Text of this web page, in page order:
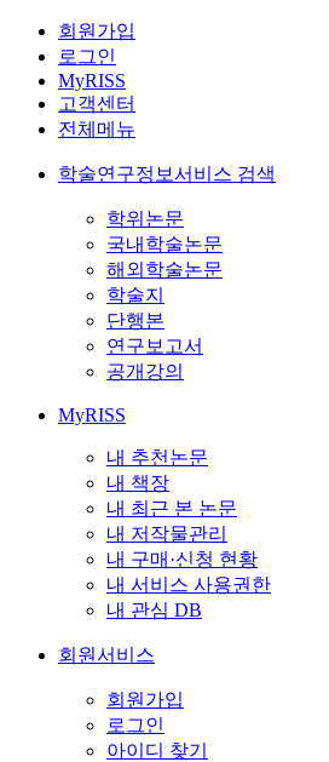
회원가입
로그인
MyRISS
고객센터
전체메뉴
학술연구정보서비스 검색
학위논문
국내학술논문
해외학술논문
학술지
단행본
연구보고서
공개강의
MyRISS
내 추천논문
내 책장
내 최근 본 논문
내 저작물관리
내 구매·신청 현황
내 서비스 사용권한
내 관심 DB
회원서비스
회원가입
로그인
아이디 찾기